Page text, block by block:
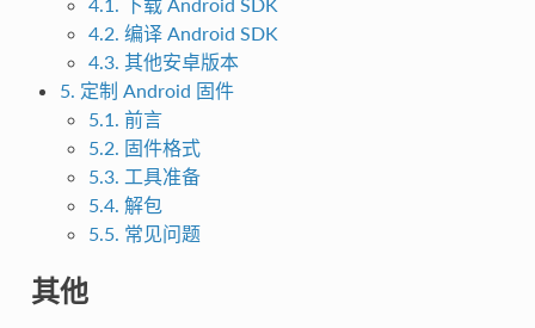
4.2. 编译 Android SDK
4.3. 其他安卓版本
5. 定制 Android 固件
5.1. 前言
5.2. 固件格式
5.3. 工具准备
5.4. 解包
5.5. 常见问题
其他